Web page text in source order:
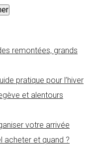
remontées, grands
pratique pour l’hiver
et alentours
votre arrivée
acheter et quand ?